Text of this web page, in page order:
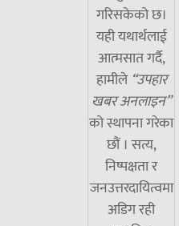
गरिसकेको छ।
यही यथार्थलाई
आत्मसात गर्दै,
हामीले “उपहार
खबर अनलाइन”
को स्थापना गरेका
छौं । सत्य,
निष्पक्षता र
जनउत्तरदायित्वमा
अडिग रही